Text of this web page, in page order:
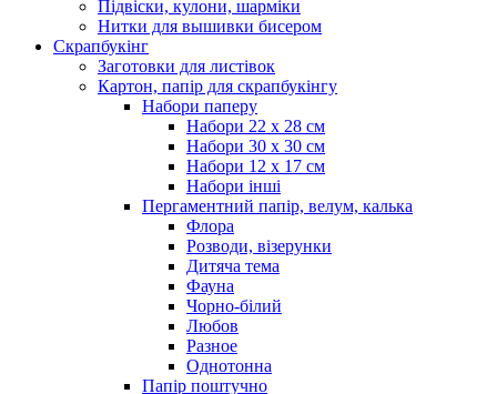
Підвіски, кулони, шарміки
Нитки для вышивки бисером
Скрапбукінг
Заготовки для листівок
Картон, папір для скрапбукінгу
Набори паперу
Набори 22 х 28 см
Набори 30 х 30 см
Набори 12 х 17 см
Набори інші
Пергаментний папір, велум, калька
Флора
Розводи, візерунки
Дитяча тема
Фауна
Чорно-білий
Любов
Разное
Однотонна
Папір поштучно